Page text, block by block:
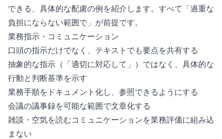
できる、具体的な配慮の例を紹介します。すべて「過重な
負担にならない範囲で」が前提です。
業務指示・コミュニケーション
口頭の指示だけでなく、テキストでも要点を共有する
抽象的な指示（「適切に対応して」）ではなく、具体的な
行動と判断基準を示す
業務手順をドキュメント化し、参照できるようにする
会議の議事録を可能な範囲で文章化する
雑談・空気を読むコミュニケーションを業務評価に組み込
まない